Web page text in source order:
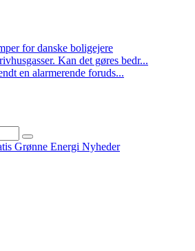
for danske boligejere
Kan det gøres bedr...
en alarmerende foruds...